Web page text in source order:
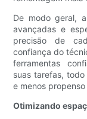
De modo geral,
avançadas e
precisão de
confiança do
ferramentas
suas tarefas,
e menos propenso
Otimizando